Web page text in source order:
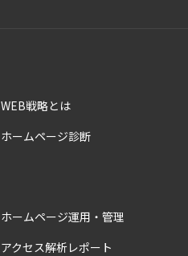
WEB戦略とは
ホームページ診断
ホームページ運用・管理
アクセス解析レポート